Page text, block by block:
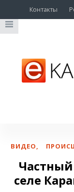
Контакты
ВИДЕО,
селе